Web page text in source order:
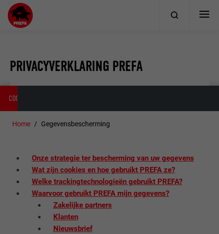
PRIVACYVERKLARING PREFA
COOKIES
Home Gegevensbescherming
Onze strategie ter bescherming van uw gegevens
Wat zijn cookies en hoe gebruikt PREFA ze?
Welke trackingtechnologieën gebruikt PREFA?
Waarvoor gebruikt PREFA mijn gegevens?
Zakelijke partners
Klanten
Nieuwsbrief